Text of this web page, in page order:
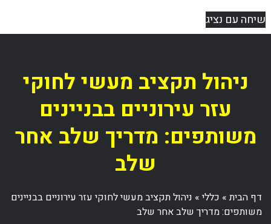
שיחה עם נציג
ניהול תקציב מעשי לחוקי
עזר עירוניים בבניינים
משותפים: מדריך שלב אחר
שלב
דף הבית» כללי» ניהול תקציב מעשי לחוקי עזר עירוניים בבניינים
משותפים: מדריך שלב אחר שלב